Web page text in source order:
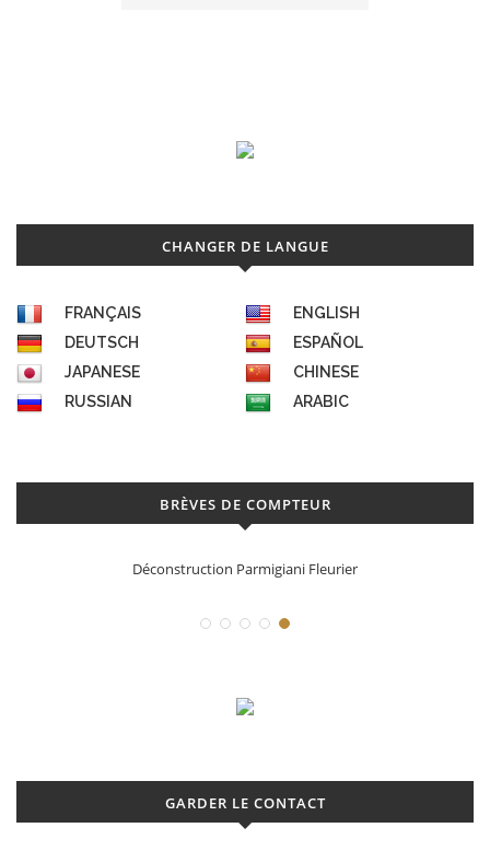
CHANGER DE LANGUE
FRANÇAIS
ENGLISH
DEUTSCH
ESPAÑOL
JAPANESE
CHINESE
RUSSIAN
ARABIC
BRÈVES DE COMPTEUR
Déconstruction Parmigiani Fleurier
GARDER LE CONTACT